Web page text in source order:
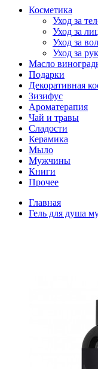
Косметика
Уход за
Уход за
Уход за
Уход за
Масло
Подарки
Декоративная
Зизифус
Ароматерапия
Чай и травы
Сладости
Керамика
Мыло
Мужчины
Книги
Прочее
Главная
Гель для душа